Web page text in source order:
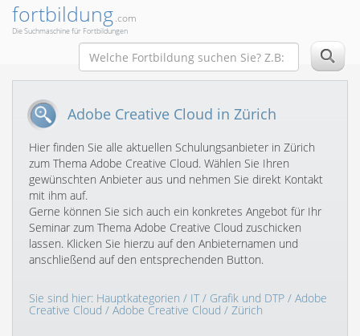
fortbildung.com
Die Suchmaschine für Fortbildungen
Adobe Creative Cloud in Zürich
Hier finden Sie alle aktuellen Schulungsanbieter in Zürich
zum Thema Adobe Creative Cloud. Wählen Sie Ihren
gewünschten Anbieter aus und nehmen Sie direkt Kontakt
mit ihm auf.
Gerne können Sie sich auch ein konkretes Angebot für Ihr
Seminar zum Thema Adobe Creative Cloud zuschicken
lassen. Klicken Sie hierzu auf den Anbieternamen und
anschließend auf den entsprechenden Button.
Sie sind hier: Hauptkategorien / IT/ Grafik und DTP / Adobe
Creative Cloud / Adobe Creative Cloud / Zürich